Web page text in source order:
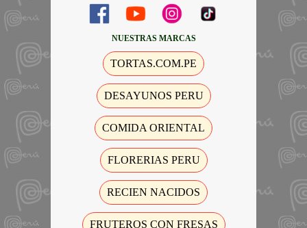
NUESTRAS MARCAS
TORTAS.COM.PE
DESAYUNOS PERU
COMIDA ORIENTAL
FLORERIAS PERU
RECIEN NACIDOS
FRUTEROS CON FRESAS